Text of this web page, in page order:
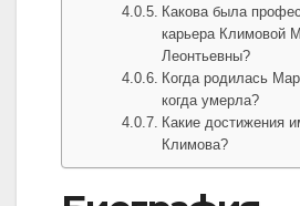
Какова была
карьера Климовой
Леонтьевны?
Когда родилась
когда умерла?
Какие достижения
Климова?